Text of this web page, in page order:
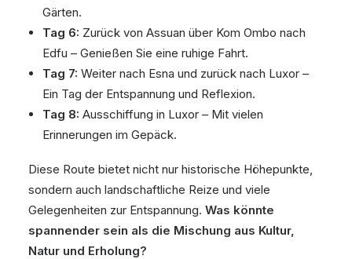
Gärten.
Tag 6: Zurück von Assuan über Kom Ombo nach
Edfu – Genießen Sie eine ruhige Fahrt.
Tag 7: Weiter nach Esna und zurück nach Luxor –
Ein Tag der Entspannung und Reflexion.
Tag 8: Ausschiffung in Luxor – Mit vielen
Erinnerungen im Gepäck.
Diese Route bietet nicht nur historische Höhepunkte,
sondern auch landschaftliche Reize und viele
Gelegenheiten zur Entspannung. Was könnte
spannender sein als die Mischung aus Kultur,
Natur und Erholung?